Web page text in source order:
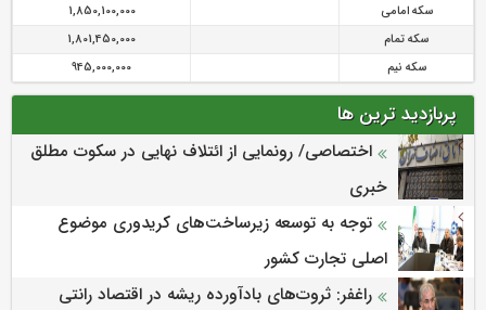
سکه امامی
1,850,100,000
سکه تمام
1,801,450,000
سکه نیم
945,000,000
پربازدید ترین ها
اختصاصی/ رونمایی از ائتلاف‌ نهایی در سکوت مطلق
خبری
توجه به توسعه زیرساخت‌های کریدوری موضوع
اصلی تجارت کشور
راغفر: ثروت‌های بادآورده ریشه در اقتصاد رانتی